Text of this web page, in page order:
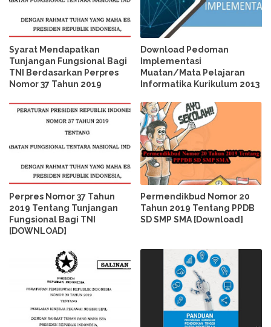
Syarat Mendapatkan
Tunjangan Fungsional Bagi
TNI Berdasarkan Perpres
Nomor 37 Tahun 2019
Download Pedoman
Implementasi
Muatan/Mata Pelajaran
Informatika Kurikulum 2013
Perpres Nomor 37 Tahun
2019 Tentang Tunjangan
Fungsional Bagi TNI
[DOWNLOAD]
Permendikbud Nomor 20
Tahun 2019 Tentang PPDB
SD SMP SMA [Download]